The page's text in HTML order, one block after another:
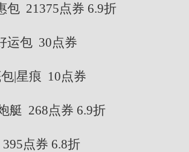
包 21375点券 6.9折
运包 30点券
|星痕 10点券
艇 268点券 6.9折
点券 6.8折